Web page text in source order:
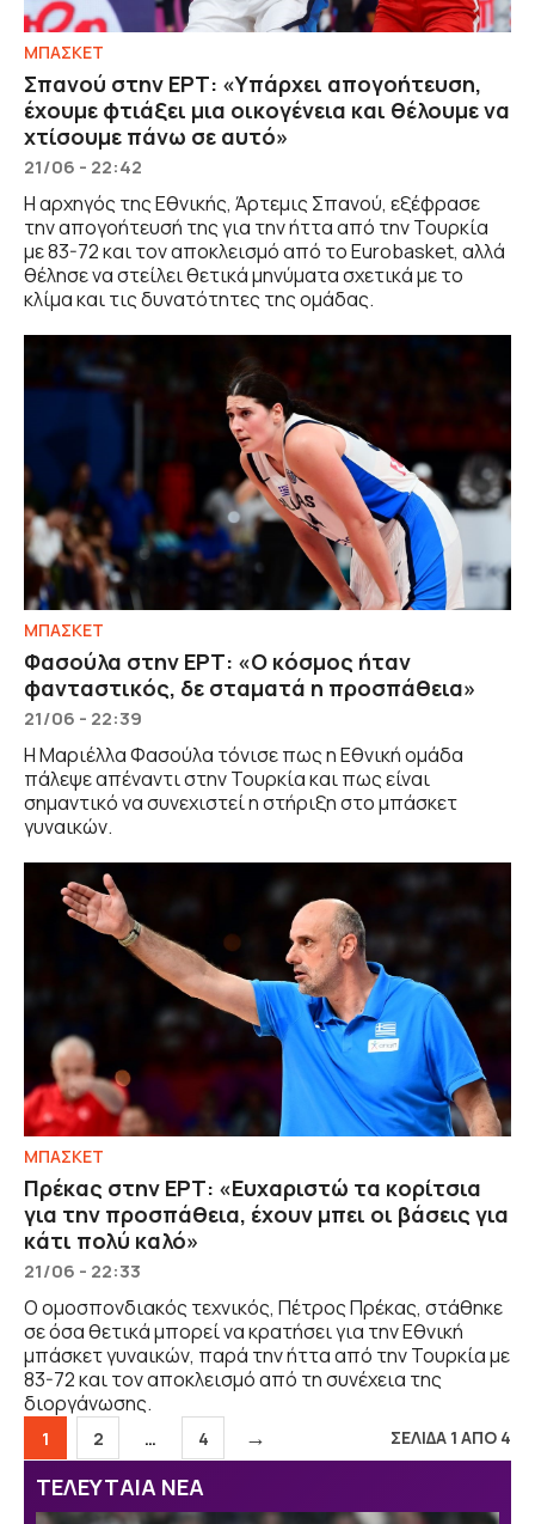
ΜΠΑΣΚΕΤ
Σπανού στην ΕΡΤ: «Υπάρχει απογοήτευση,
έχουμε φτιάξει μια οικογένεια και θέλουμε να
χτίσουμε πάνω σε αυτό»
21/06 - 22:42
Η αρχηγός της Εθνικής, Άρτεμις Σπανού, εξέφρασε
την απογοήτευσή της για την ήττα από την Τουρκία
με 83-72 και τον αποκλεισμό από το Eurobasket, αλλά
θέλησε να στείλει θετικά μηνύματα σχετικά με το
κλίμα και τις δυνατότητες της ομάδας.
ΜΠΑΣΚΕΤ
Φασούλα στην ΕΡΤ: «Ο κόσμος ήταν
φανταστικός, δε σταματά η προσπάθεια»
21/06 - 22:39
Η Μαριέλλα Φασούλα τόνισε πως η Εθνική ομάδα
πάλεψε απέναντι στην Τουρκία και πως είναι
σημαντικό να συνεχιστεί η στήριξη στο μπάσκετ
γυναικών.
ΜΠΑΣΚΕΤ
Πρέκας στην ΕΡΤ: «Ευχαριστώ τα κορίτσια
για την προσπάθεια, έχουν μπει οι βάσεις για
κάτι πολύ καλό»
21/06 - 22:33
Ο ομοσπονδιακός τεχνικός, Πέτρος Πρέκας, στάθηκε
σε όσα θετικά μπορεί να κρατήσει για την Εθνική
μπάσκετ γυναικών, παρά την ήττα από την Τουρκία με
83-72 και τον αποκλεισμό από τη συνέχεια της
διοργάνωσης.
Σελίδα
1 Σελίδα
2 … Σελίδα
4 → ΣΕΛΙΔΑ 1 ΑΠΟ 4
ΤΕΛΕΥΤΑΙΑ ΝΕΑ